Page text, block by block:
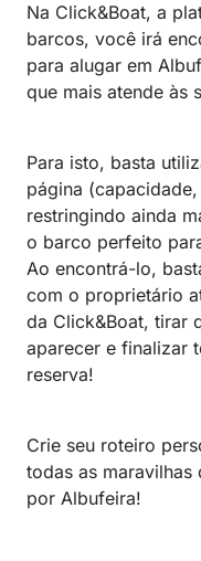
Na Click&Boat, a
barcos, você irá
para alugar em
que mais atende às
Para isto, basta
página
restringindo ainda
o barco perfeito
Ao encontrá-lo,
com o proprietário
da Click&Boat, tirar
aparecer e finalizar
reserva!
Crie seu roteiro
todas as
por Albufeira!